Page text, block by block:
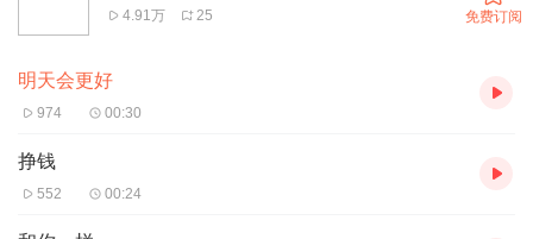
4.91万 25 免费订阅
明天会更好
974 00:30
挣钱
552 00:24